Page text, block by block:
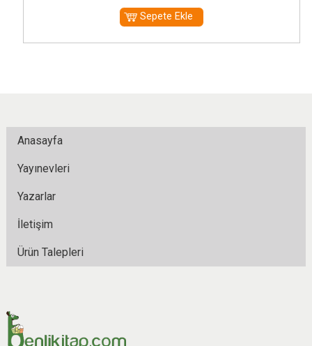
Sepete Ekle
Anasayfa
Yayınevleri
Yazarlar
İletişim
Ürün Talepleri